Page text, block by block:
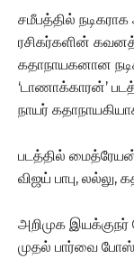
சமீபத்தில்
ரசிகர்களின்
கதாநாயகனான
‘டாணாக்காரன்’
நாயர்
படத்தில்
விஜய் பாபு, லல்லு,
அறிமுக
முதல் பார்வை